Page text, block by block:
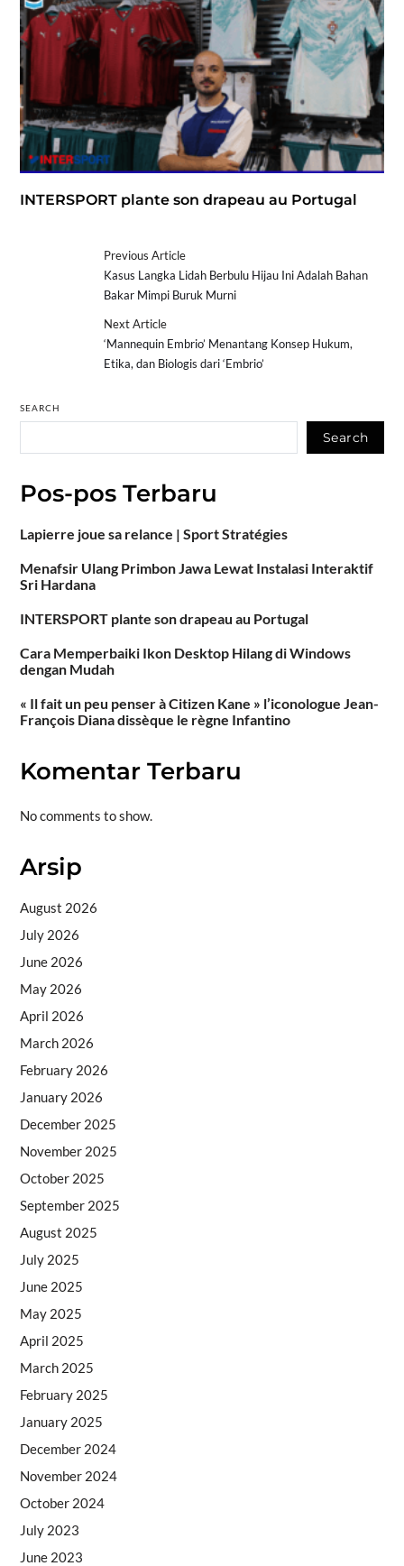
INTERSPORT plante son drapeau au Portugal
Previous Article
Kasus Langka Lidah Berbulu Hijau Ini Adalah Bahan
Bakar Mimpi Buruk Murni
Next Article
‘Mannequin Embrio’ Menantang Konsep Hukum,
Etika, dan Biologis dari ‘Embrio’
SEARCH
Search
Pos-pos Terbaru
Lapierre joue sa relance | Sport Stratégies
Menafsir Ulang Primbon Jawa Lewat Instalasi Interaktif
Sri Hardana
INTERSPORT plante son drapeau au Portugal
Cara Memperbaiki Ikon Desktop Hilang di Windows
dengan Mudah
« Il fait un peu penser à Citizen Kane » l’iconologue Jean-
François Diana dissèque le règne Infantino
Komentar Terbaru
No comments to show.
Arsip
August 2026
July 2026
June 2026
May 2026
April 2026
March 2026
February 2026
January 2026
December 2025
November 2025
October 2025
September 2025
August 2025
July 2025
June 2025
May 2025
April 2025
March 2025
February 2025
January 2025
December 2024
November 2024
October 2024
July 2023
June 2023